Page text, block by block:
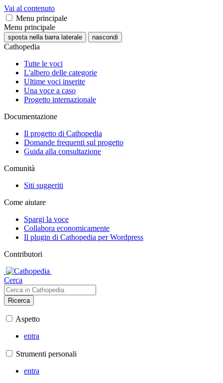
Vai al contenuto
Menu principale
Menu principale
sposta nella barra laterale nascondi
Cathopedia
Tutte le voci
L'albero delle categorie
Ultime voci inserite
Una voce a caso
Progetto internazionale
Documentazione
Il progetto di Cathopedia
Domande frequenti sul progetto
Guida alla consultazione
Comunità
Siti suggeriti
Come aiutare
Spargi la voce
Collabora economicamente
Il plugin di Cathopedia per Wordpress
Contributori
Cerca
Ricerca
Aspetto
entra
Strumenti personali
entra